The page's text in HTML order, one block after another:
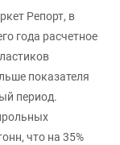
Репорт, в
года расчетное
показателя
период.
что на 35%